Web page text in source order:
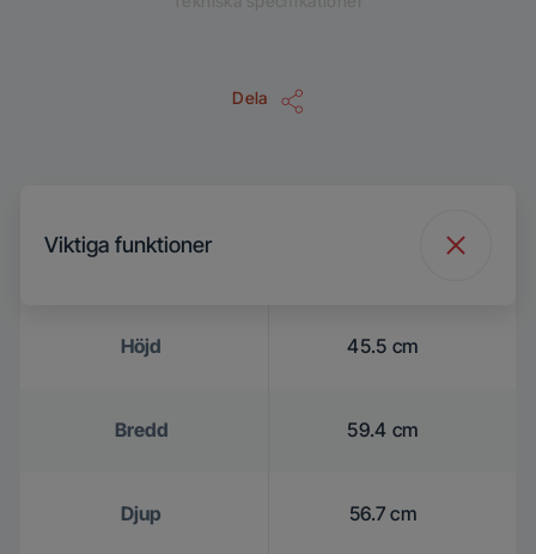
Dela
Viktiga funktioner
Höjd 45.5 cm
Bredd 59.4 cm
Djup 56.7 cm